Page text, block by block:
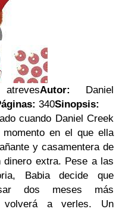
Autor: Daniel
340Sinopsis:
cuando Daniel Creek
en el que ella
y casamentera de
dinero extra. Pese a las
Babia decide que
dos meses más
volverá a verles. Un